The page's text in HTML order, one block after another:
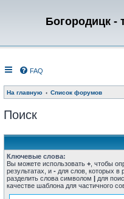
Богородицк -
FAQ
На главную Список форумов
Поиск
Ключевые слова:
Вы можете использовать + , чтобы
результатах, и - для слов, которых в
разделить слова символом | для
качестве шаблона для частичного